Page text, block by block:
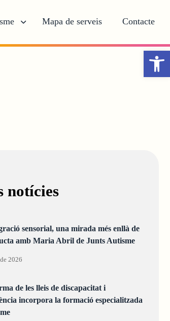
Mapa de serveis Contacte
notícies
sensorial, una mirada més enllà de
amb Maria Abril de Junts Autisme
2026
de les lleis de discapacitat i
incorpora la formació especialitzada